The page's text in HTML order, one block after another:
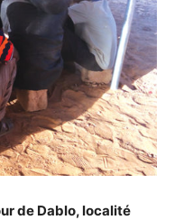
de Dablo, localité